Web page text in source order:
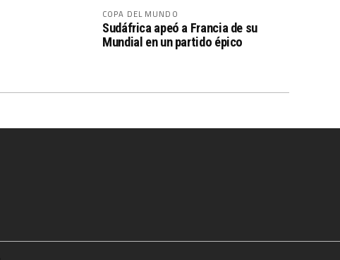
COPA DEL MUNDO
Sudáfrica apeó a Francia de su
Mundial en un partido épico